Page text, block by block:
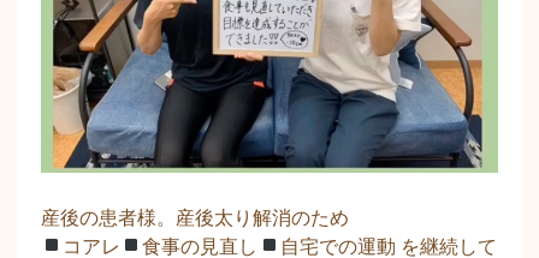
産後の患者様。産後太り解消のため
コアレ
食事の見直し 自宅での運動 を継続して